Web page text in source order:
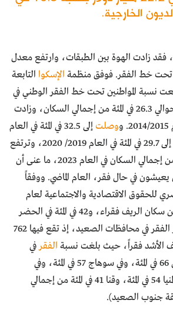
الخارجية.
فقد زادت الهوة بين الطبقات، وارتفع معدل
تحت خط الفقر. فوفق منظمة الإسكوا التابعة
نسبة المواطنين تحت خط الفقر الوطني في
العام 2012/ 2013 إلى حوالي 26.3 في المئة من إجمالي السكان، وزادت
وصلت
إلى 32.5 في المئة في العام
2017/ 2018، لتنخفض إلى 29.7 في المئة في العام 2019/ 2020، وترتفع
إلى حوالي 33.3 في المئة من إجمالي السكان في العام 2023، ما عنى أن
شخص يعيشون في حال فقر، العام الماضي. ووفقاً
للحقوق الاقتصادية والاجتماعية لعام
2017، فإن 85 في المئة من سكان الريف فقراء، و42 في المئة في الحضر
تحت خط الفقر. ويتركز الفقر في محافظات الصعيد، إذ تقع فيها 762
الأشد فقراً، حيث بلغت نسبة الفقر في
محافظة أسيوط، حوالي 66 في المئة، وفي سوهاج 57 في المئة، وفي
الأقصر 55.3 في المئة، والمنيا 54 في المئة، وقنا 41 في المئة من إجمالي
جنوب الصعيد).